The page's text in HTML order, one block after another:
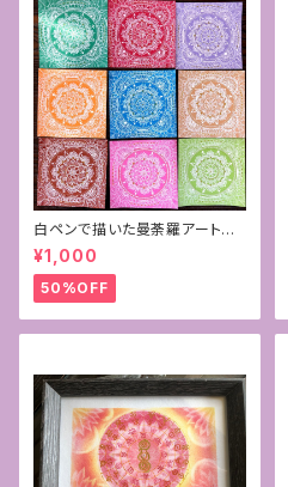
白ペンで描いた曼荼羅アート原
画
¥1,000
50%OFF